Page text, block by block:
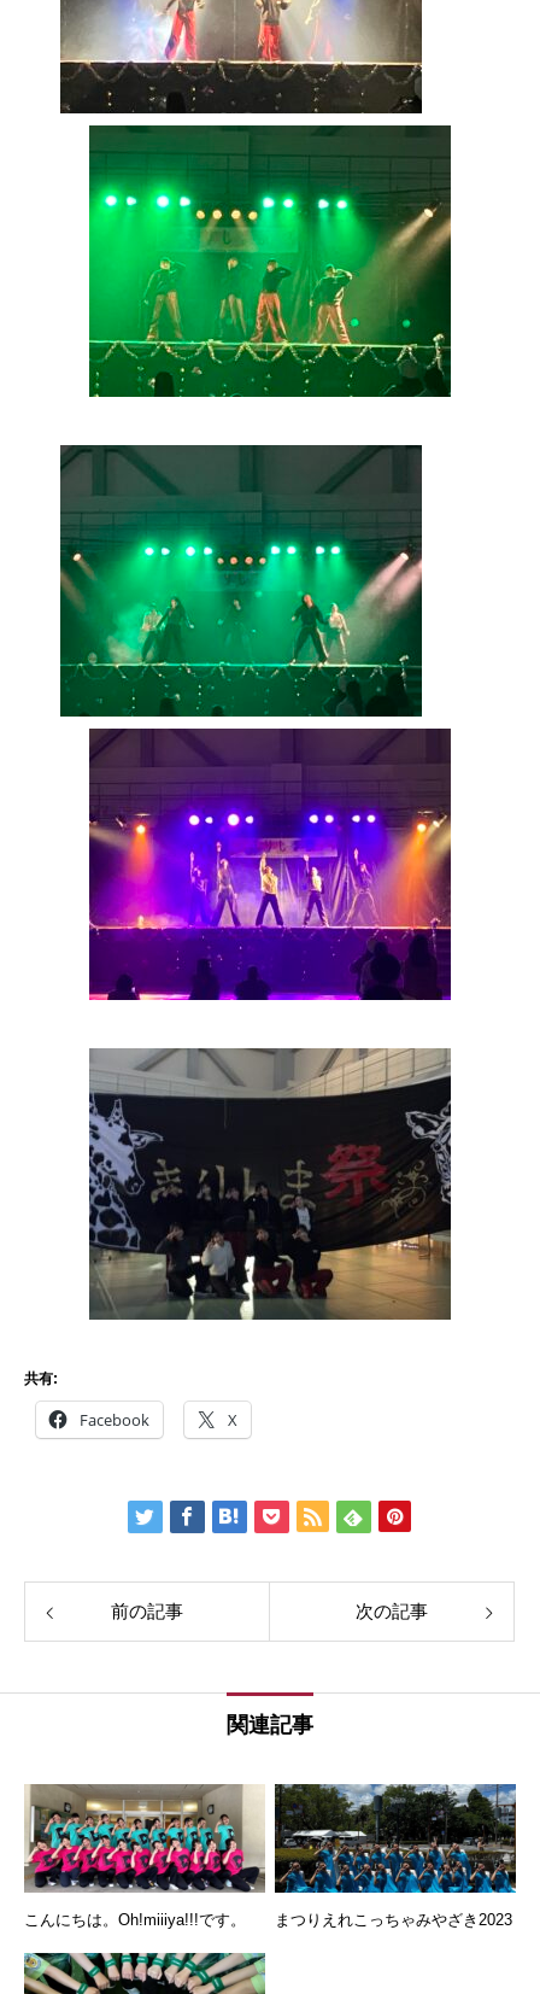
共有:
Facebook X
前の記事 次の記事
関連記事
こんにちは。Oh!miiiya!!!です。 まつりえれこっちゃみやざき2023